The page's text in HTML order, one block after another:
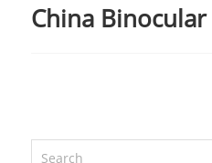
China